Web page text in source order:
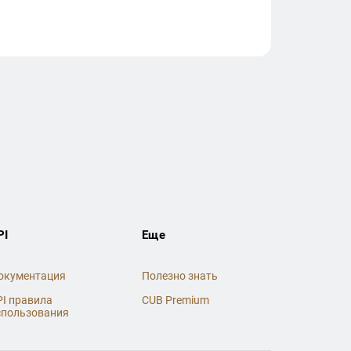
правила
Еще
Полезно знать
CUB Premium